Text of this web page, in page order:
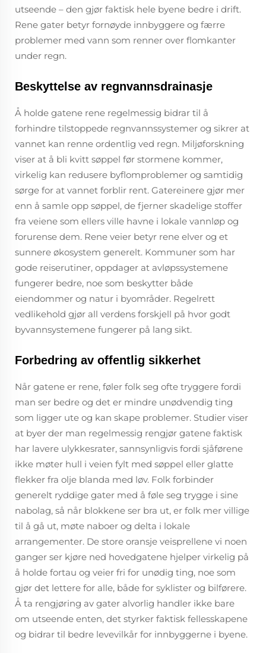
utseende – den gjør faktisk hele byene bedre i drift.
Rene gater betyr fornøyde innbyggere og færre
problemer med vann som renner over flomkanter
under regn.
Beskyttelse av regnvannsdrainasje
Å holde gatene rene regelmessig bidrar til å
forhindre tilstoppede regnvannssystemer og sikrer at
vannet kan renne ordentlig ved regn. Miljøforskning
viser at å bli kvitt søppel før stormene kommer,
virkelig kan redusere byflomproblemer og samtidig
sørge for at vannet forblir rent. Gatereinere gjør mer
enn å samle opp søppel, de fjerner skadelige stoffer
fra veiene som ellers ville havne i lokale vannløp og
forurense dem. Rene veier betyr rene elver og et
sunnere økosystem generelt. Kommuner som har
gode reiserutiner, oppdager at avløpssystemene
fungerer bedre, noe som beskytter både
eiendommer og natur i byområder. Regelrett
vedlikehold gjør all verdens forskjell på hvor godt
byvannsystemene fungerer på lang sikt.
Forbedring av offentlig sikkerhet
Når gatene er rene, føler folk seg ofte tryggere fordi
man ser bedre og det er mindre unødvendig ting
som ligger ute og kan skape problemer. Studier viser
at byer der man regelmessig rengjør gatene faktisk
har lavere ulykkesrater, sannsynligvis fordi sjåførene
ikke møter hull i veien fylt med søppel eller glatte
flekker fra olje blanda med løv. Folk forbinder
generelt ryddige gater med å føle seg trygge i sine
nabolag, så når blokkene ser bra ut, er folk mer villige
til å gå ut, møte naboer og delta i lokale
arrangementer. De store oransje veisprellene vi noen
ganger ser kjøre ned hovedgatene hjelper virkelig på
å holde fortau og veier fri for unødig ting, noe som
gjør det lettere for alle, både for syklister og bilførere.
Å ta rengjøring av gater alvorlig handler ikke bare
om utseende enten, det styrker faktisk fellesskapene
og bidrar til bedre levevilkår for innbyggerne i byene.